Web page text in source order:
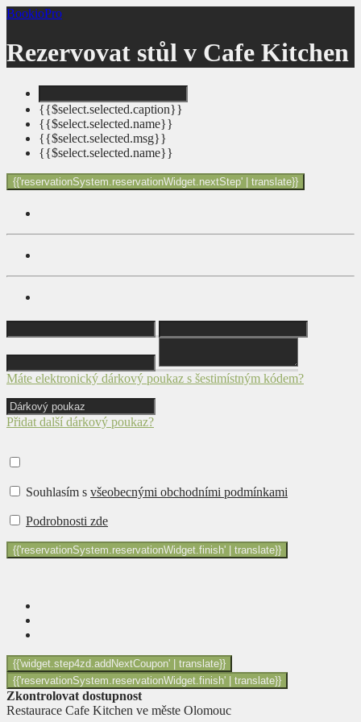
BookioPro
Rezervovat stůl v Cafe Kitchen
{{$select.selected.caption}}
{{$select.selected.name}}
{{$select.selected.msg}}
{{$select.selected.name}}
Máte elektronický dárkový poukaz s šestimístným kódem?
Přidat další dárkový poukaz?
Souhlasím s všeobecnými obchodními podmínkami
Podrobnosti zde
Zkontrolovat dostupnost
Restaurace Cafe Kitchen ve měste Olomouc